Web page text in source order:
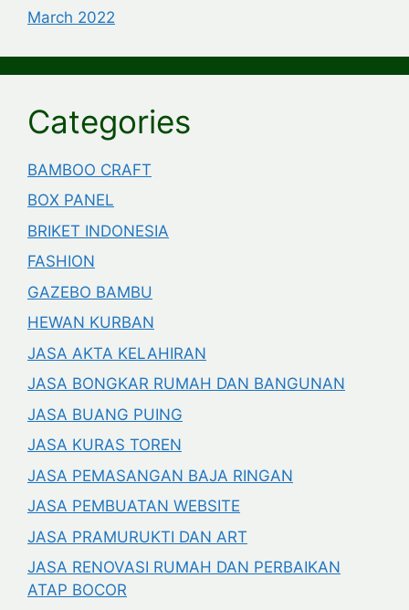
March 2022
Categories
BAMBOO CRAFT
BOX PANEL
BRIKET INDONESIA
FASHION
GAZEBO BAMBU
HEWAN KURBAN
JASA AKTA KELAHIRAN
JASA BONGKAR RUMAH DAN BANGUNAN
JASA BUANG PUING
JASA KURAS TOREN
JASA PEMASANGAN BAJA RINGAN
JASA PEMBUATAN WEBSITE
JASA PRAMURUKTI DAN ART
JASA RENOVASI RUMAH DAN PERBAIKAN
ATAP BOCOR